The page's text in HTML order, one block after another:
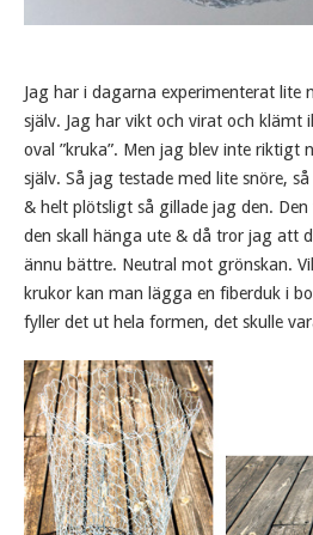
Jag har i dagarna experimenterat lite
själv. Jag har vikt och virat och klämt
oval ”kruka”. Men jag blev inte riktigt
själv. Så jag testade med lite snöre,
& helt plötsligt så gillade jag den.
den skall hänga ute & då tror jag att
ännu bättre. Neutral mot grönskan.
krukor kan man lägga en fiberduk i
fyller det ut hela formen, det skulle